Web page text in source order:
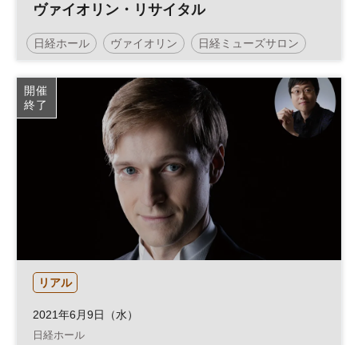
ヴァイオリン・リサイタル
日経ホール ヴァイオリン 日経ミューズサロン
リサイタル
開催
終了
リアル
2021年6月9日（水）
日経ホール